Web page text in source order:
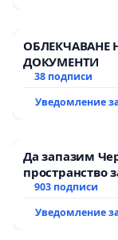
ОБЛЕКЧАВАНЕ
ДОКУМЕНТИ
38 подписи
Уведомление
Да запазим
пространство
903 подписи
Уведомление